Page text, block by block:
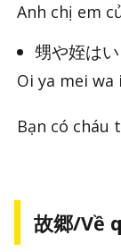
Anh chị em
甥や姪はい
Oi ya mei wa
Bạn có cháu
故郷/Về